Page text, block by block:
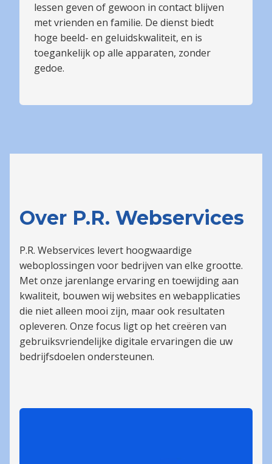
lessen geven of gewoon in contact blijven
met vrienden en familie. De dienst biedt
hoge beeld- en geluidskwaliteit, en is
toegankelijk op alle apparaten, zonder
gedoe.
Over P.R. Webservices
P.R. Webservices levert hoogwaardige
weboplossingen voor bedrijven van elke grootte.
Met onze jarenlange ervaring en toewijding aan
kwaliteit, bouwen wij websites en webapplicaties
die niet alleen mooi zijn, maar ook resultaten
opleveren. Onze focus ligt op het creëren van
gebruiksvriendelijke digitale ervaringen die uw
bedrijfsdoelen ondersteunen.